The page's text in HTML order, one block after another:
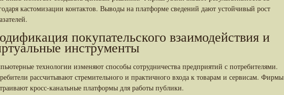
кастомизации контактов. Выводы на платформе сведений дают устойчивый рост
покупательского взаимодействия и
инструменты
технологии изменяют способы сотрудничества предприятий с потребителями.
рассчитывают стремительного и практичного входа к товарам и сервисам. Фирмы
кросс-канальные платформы для работы публики.